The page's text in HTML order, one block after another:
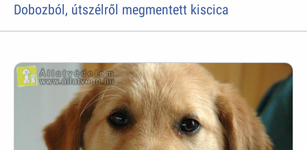
Dobozból, útszélről megmentett kiscica